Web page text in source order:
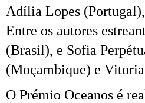
Adília Lopes
Entre os autores
(Brasil), e Sofia
(Moçambique) e
O Prémio Oceanos é